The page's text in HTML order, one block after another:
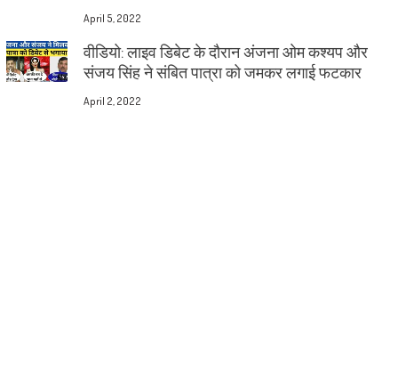
April 5, 2022
वीडियो: लाइव डिबेट के दौरान अंजना ओम कश्यप और
संजय सिंह ने संबित पात्रा को जमकर लगाई फटकार
April 2, 2022